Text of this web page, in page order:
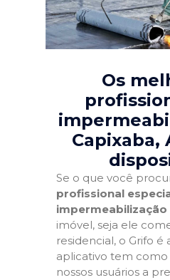
Os
Capixaba,
Se o que você
profissional
impermeabilização
imóvel, seja ele
residencial, o Grifo é
aplicativo tem
nossos usuários a